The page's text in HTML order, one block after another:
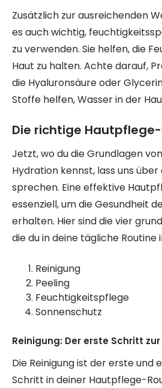
Zusätzlich zur ausreichenden
es auch wichtig,
zu verwenden. Sie helfen, die
Haut zu halten. Achte darauf,
die Hyaluronsäure oder
Stoffe helfen, Wasser in der
Die richtige
Jetzt, wo du die Grundlagen
Hydration kennst, lass uns
sprechen. Eine effektive
essenziell, um die Gesundheit
erhalten. Hier sind die vier
die du in deine tägliche
Reinigung
Peeling
Feuchtigkeitspflege
Sonnenschutz
Reinigung: Der erste Schritt
Die Reinigung ist der erste und
Schritt in deiner Hautpflege-